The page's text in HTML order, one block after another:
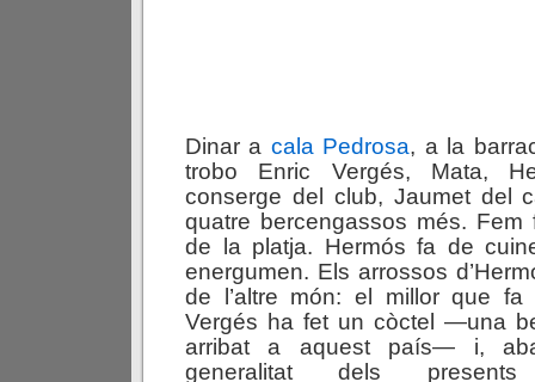
Dinar a cala Pedrosa, a la
trobo Enric Vergés, Mata,
conserge del club, Jaumet del
quatre bercengassos més.
de la platja. Hermós fa de
energumen. Els arrossos
de l’altre món: el millor que fa
Vergés ha fet un còctel —una
arribat a aquest país— i,
generalitat dels